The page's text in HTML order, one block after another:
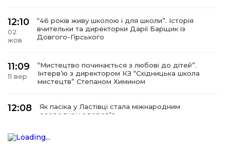
12:10
02
жов
“46 років живу школою і для школи”. Історія
вчительки та директорки Дарії Барщик із
Довгого-Гірського
11:09
11 вер
“Мистецтво починається з любові до дітей”.
Інтерв’ю з директором КЗ “Східницька школа
мистецтв” Степаном Химином
12:08
Як пасіка у Ластівці стала міжнародним
осередком здоров’я